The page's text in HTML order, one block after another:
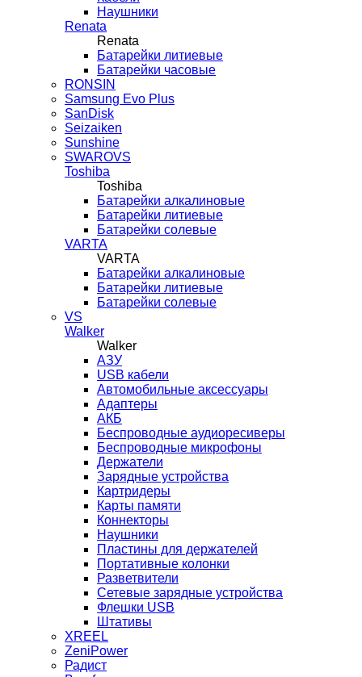
Наушники
Renata
Renata
Батарейки литиевые
Батарейки часовые
RONSIN
Samsung Evo Plus
SanDisk
Seizaiken
Sunshine
SWAROVS
Toshiba
Toshiba
Батарейки алкалиновые
Батарейки литиевые
Батарейки солевые
VARTA
VARTA
Батарейки алкалиновые
Батарейки литиевые
Батарейки солевые
VS
Walker
Walker
AЗУ
USB кабели
Автомобильные аксессуары
Адаптеры
АКБ
Беспроводные аудиоресиверы
Беспроводные микрофоны
Держатели
Зарядные устройства
Картридеры
Карты памяти
Коннекторы
Наушники
Пластины для держателей
Портативные колонки
Разветвители
Сетевые зарядные устройства
Флешки USB
Штативы
XREEL
ZeniPower
Радист